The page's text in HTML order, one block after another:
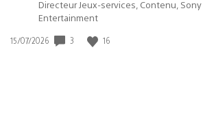
Directeur Jeux-services, Contenu,
Entertainment
Date
15/07/2026 3 16